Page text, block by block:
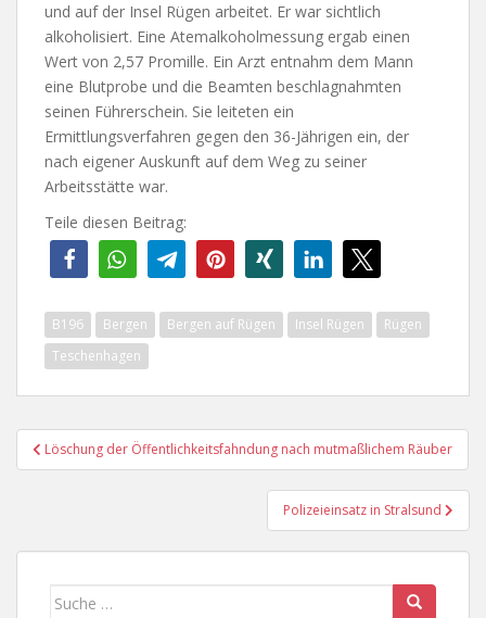
und auf der Insel Rügen arbeitet. Er war sichtlich
alkoholisiert. Eine Atemalkoholmessung ergab einen
Wert von 2,57 Promille. Ein Arzt entnahm dem Mann
eine Blutprobe und die Beamten beschlagnahmten
seinen Führerschein. Sie leiteten ein
Ermittlungsverfahren gegen den 36-Jährigen ein, der
nach eigener Auskunft auf dem Weg zu seiner
Arbeitsstätte war.
Teile diesen Beitrag:
B196 Bergen Bergen auf Rügen Insel Rügen
Rügen
Teschenhagen
Beitragsnavigation
Löschung der Öffentlichkeitsfahndung nach mutmaßlichem Räuber
Polizeieinsatz in Stralsund
Suche